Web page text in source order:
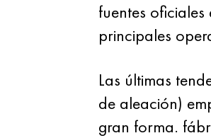
fuentes
principales
Las últimas
de aleación)
gran forma.